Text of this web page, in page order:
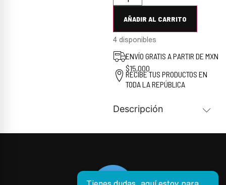
AÑADIR AL CARRITO
4 disponibles
ENVÍO GRATIS A PARTIR DE MXN
$15,000
RECIBE TUS PRODUCTOS EN
TODA LA REPÚBLICA
Descripción